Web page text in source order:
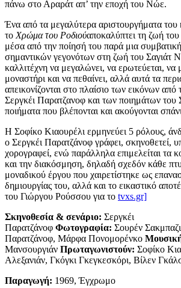
πάνω στο Αραράτ απ’ την εποχή του Νώε.
Ένα από τα μεγαλύτερα αριστουργήματα του
το Χρώμα του Ροδιούαποκαλύπτει τη ζωή
μέσα από την ποίησή του παρά μια
σημαντικών γεγονότων στη ζωή του Σαγιάτ
καλλιτέχνη να μεγαλώνει, να ερωτεύεται, να
μοναστήρι και να πεθαίνει, αλλά αυτά τα
απεικονίζονται στο πλαίσιο των εικόνων από
Σεργκέι Παρατζανοφ και των ποιημάτων του
ποιήματα που βλέπονται και ακούγονται
Η Σοφίκο Κιαουρέλι ερμηνεύει 5 ρόλους,
ο Σεργκέι Παρατζάνοφ γράφει, σκηνοθετεί,
χορογραφεί, ενώ παράλληλα επιμελείται τα
και την διακόσμηση, δηλαδή σχεδόν κάθε
μοναδικού έργου που χαιρετίστηκε ως
δημιουργίας του, αλλά και το εικαστικό
του Γιώργου Ρούσσου για το tvxs.gr]
Σκηνοθεσία & σενάριο: Σεργκέι
Παρατζάνοφ Φωτογραφία: Σουρέν
Παρατζάνοφ, Μάρφα Πονομορένκο
Μανσουργιάν Πρωταγωνιστούν: Σοφίκο
Αλεξανιάν, Γκόγκι Γκεγκεσκόρι, Βίλεν
Παραγωγή: 1969, Έγχρωμο